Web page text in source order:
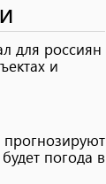
для россиян
и
прогнозируют
погода в